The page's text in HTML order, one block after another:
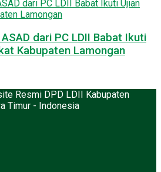
dari PC LDII Babat Ikuti
Kabupaten Lamongan
Resmi DPD LDII Kabupaten
Timur - Indonesia